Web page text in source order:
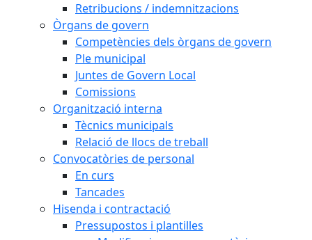
Retribucions / indemnitzacions
Òrgans de govern
Competències dels òrgans de govern
Ple municipal
Juntes de Govern Local
Comissions
Organització interna
Tècnics municipals
Relació de llocs de treball
Convocatòries de personal
En curs
Tancades
Hisenda i contractació
Pressupostos i plantilles